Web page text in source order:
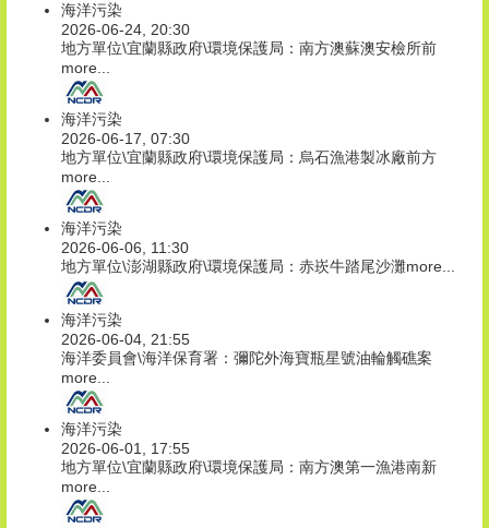
海洋污染
2026-06-24, 20:30
地方單位\宜蘭縣政府\環境保護局：南方澳蘇澳安檢所前
more...
海洋污染
2026-06-17, 07:30
地方單位\宜蘭縣政府\環境保護局：烏石漁港製冰廠前方
more...
海洋污染
2026-06-06, 11:30
地方單位\澎湖縣政府\環境保護局：赤崁牛踏尾沙灘more...
海洋污染
2026-06-04, 21:55
海洋委員會\海洋保育署：彌陀外海寶瓶星號油輪觸礁案
more...
海洋污染
2026-06-01, 17:55
地方單位\宜蘭縣政府\環境保護局：南方澳第一漁港南新
more...